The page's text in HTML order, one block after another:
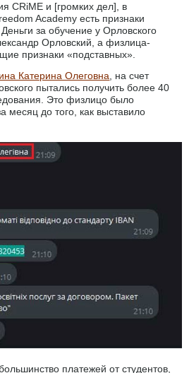
CRiME и [громких дел], в
Academy есть признаки
за обучение у Орловского
Орловский, а физлица-
признаки «подставных».
Катерина Олеговна , на счет
пытались получить более 40
Это физлицо было
месяц до того, как выставило
платежей от студентов,